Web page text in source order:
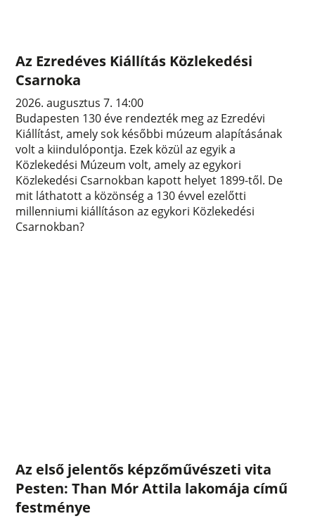
Az Ezredéves Kiállítás Közlekedési
Csarnoka
2026. augusztus 7. 14:00
Budapesten 130 éve rendezték meg az Ezredévi
Kiállítást, amely sok későbbi múzeum alapításának
volt a kiindulópontja. Ezek közül az egyik a
Közlekedési Múzeum volt, amely az egykori
Közlekedési Csarnokban kapott helyet 1899-től. De
mit láthatott a közönség a 130 évvel ezelőtti
millenniumi kiállításon az egykori Közlekedési
Csarnokban?
Az első jelentős képzőművészeti vita
Pesten: Than Mór Attila lakomája című
festménye